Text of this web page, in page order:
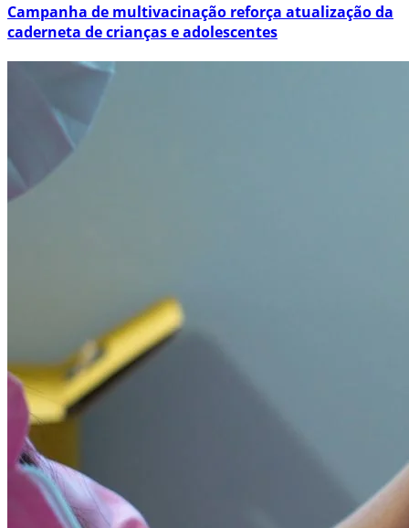
Campanha de multivacinação reforça atualização da
caderneta de crianças e adolescentes